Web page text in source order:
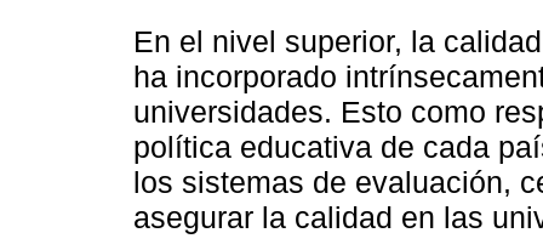
En el nivel superior, la
ha incorporado
universidades. Esto como
política educativa de cada
los sistemas de evaluación,
asegurar la calidad en las